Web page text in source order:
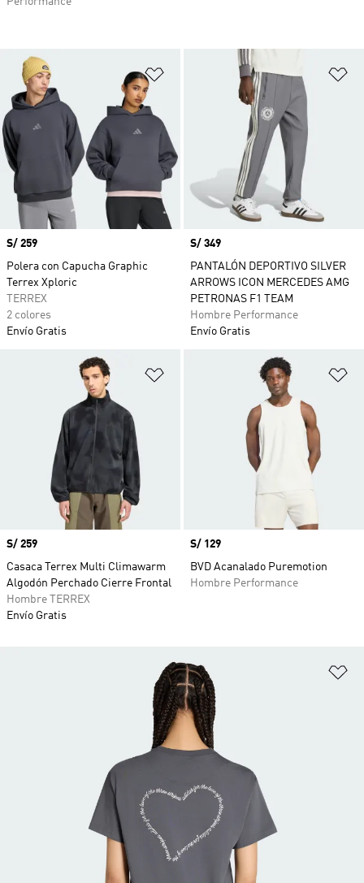
Añadir a la lista de deseos
Precio
S/ 259
Polera con Capucha Graphic
Terrex Xploric
TERREX
2 colores
Envío Gratis
Precio
S/ 349
PANTALÓN DEPORTIVO SILVER
ARROWS ICON MERCEDES AMG
PETRONAS F1 TEAM
Hombre Performance
Envío Gratis
Añadir a la lista de deseos
Precio
S/ 259
Casaca Terrex Multi Climawarm
Algodón Perchado Cierre Frontal
Hombre TERREX
Envío Gratis
Precio
S/ 129
BVD Acanalado Puremotion
Hombre Performance